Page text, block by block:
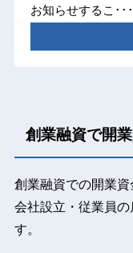
お知らせするこ･･･
創業融資で開
創業融資での開業資
会社設立・従業員
す。